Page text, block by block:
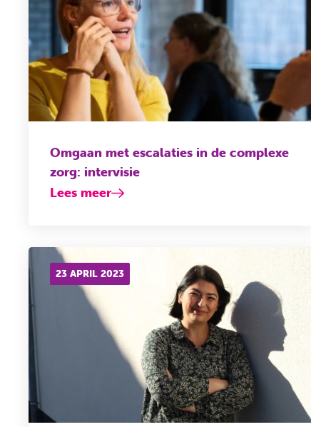
Omgaan met escalaties in de complexe
zorg: intervisie
Lees meer
23 APRIL 2023